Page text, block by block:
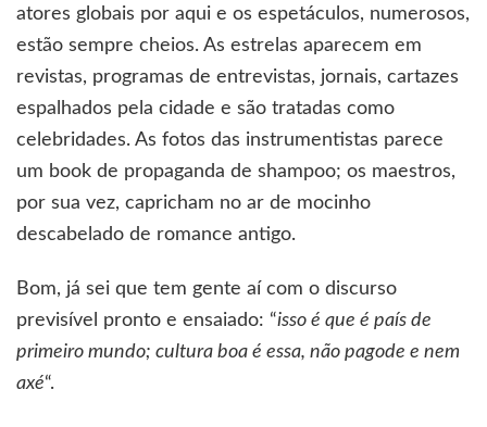
atores globais por aqui e os espetáculos, numerosos,
estão sempre cheios. As estrelas aparecem em
revistas, programas de entrevistas, jornais, cartazes
espalhados pela cidade e são tratadas como
celebridades. As fotos das instrumentistas parece
um book de propaganda de shampoo; os maestros,
por sua vez, capricham no ar de mocinho
descabelado de romance antigo.
Bom, já sei que tem gente aí com o discurso
previsível pronto e ensaiado: “isso é que é país de
primeiro mundo; cultura boa é essa, não pagode e nem
axé“.